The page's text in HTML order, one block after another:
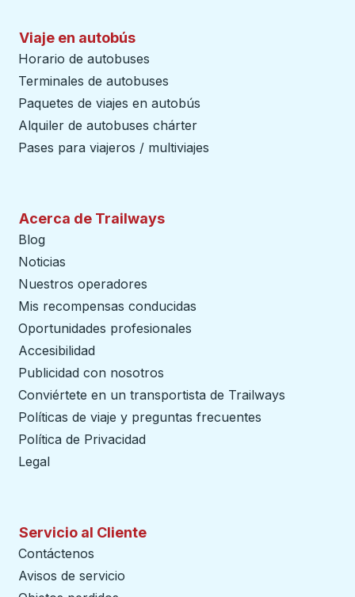
Viaje en autobús
Horario de autobuses
Terminales de autobuses
Paquetes de viajes en autobús
Alquiler de autobuses chárter
Pases para viajeros / multiviajes
Acerca de Trailways
Blog
Noticias
Nuestros operadores
Mis recompensas conducidas
Oportunidades profesionales
Accesibilidad
Publicidad con nosotros
Conviértete en un transportista de Trailways
Políticas de viaje y preguntas frecuentes
Política de Privacidad
Legal
Servicio al Cliente
Contáctenos
Avisos de servicio